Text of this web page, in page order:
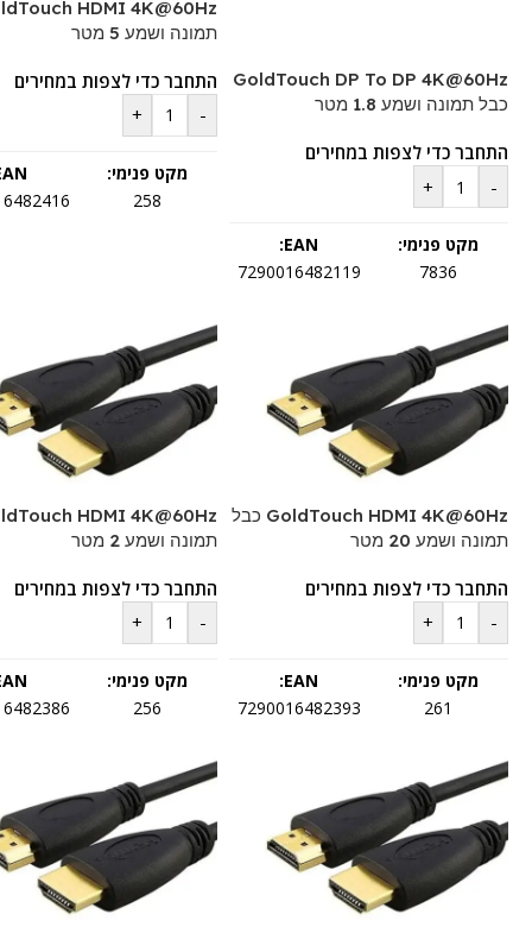
GoldTouch DP To DP 4K@60Hz
כבל תמונה ושמע 1.8 מטר
התחבר כדי לצפות במחירים
-
+
מקט פנימי:
7836
EAN:
7290016482119
תמונה ושמע 5 מטר
התחבר כדי לצפות במחירים
-
+
מקט פנימי:
258
GoldTouch HDMI 4K@60Hz כבל
תמונה ושמע 20 מטר
התחבר כדי לצפות במחירים
-
+
מקט פנימי:
261
EAN:
7290016482393
תמונה ושמע 2 מטר
התחבר כדי לצפות במחירים
-
+
מקט פנימי:
256